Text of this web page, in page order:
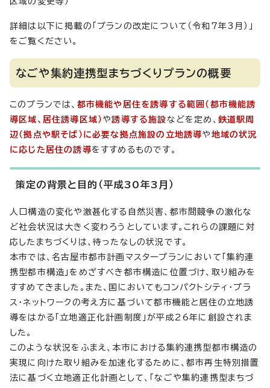
詳細は以下に掲載の「プランの改定について（令和7年3月）」
をご覧ください。
なごや集約連携型まちづくりプランの概要
このプランでは、 都市機能や居住を誘導する範囲（都市機能誘
導区域、居住誘導区域） や誘導する施設などを定め、 鉄道駅周
辺（拠点や駅そば）に必要な拠点施設の立地誘導や 地域の状況
に応じた居住の誘導をすすめるものです。
策定の背景と目的（平成30年3月）
人口構造の変化や激甚化する自然災害、都市間競争の激化な
ど社会状況は大きく変わろうとしています。これらの課題に対
応したまちづくりは、待ったなしの状況です。
本市では、名古屋市都市計画マスタープランにおいて「集約連
携型都市構造」をめざすべき都市構造に位置づけ、取り組みを
すすめてきました。また、国においてもコンパクトシティ・プラ
ス・ネットワークの考え方に基づいて都市機能と居住の立地誘
導をはかる「立地適正化計画制度」が平成26年に創設されま
した。
このような状況をふまえ、本市における集約連携型都市構造の
実現に向けた取り組みを加速化するために、都市再生特別措置
法に基づく立地適正化計画として、「なごや集約連携型まちづ